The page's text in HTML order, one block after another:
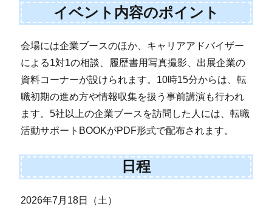
イベント内容のポイント
会場には企業ブースのほか、キャリアアドバイザー
による1対1の相談、履歴書用写真撮影、出展企業の
資料コーナーが設けられます。10時15分からは、転
職初期の進め方や情報収集を扱う事前講演も行われ
ます。5社以上の企業ブースを訪問した人には、転職
活動サポートBOOKがPDF形式で配布されます。
日程
2026年7月18日（土）